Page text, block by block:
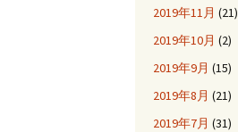
2019年11月 (21)
2019年10月 (2)
2019年9月 (15)
2019年8月 (21)
2019年7月 (31)